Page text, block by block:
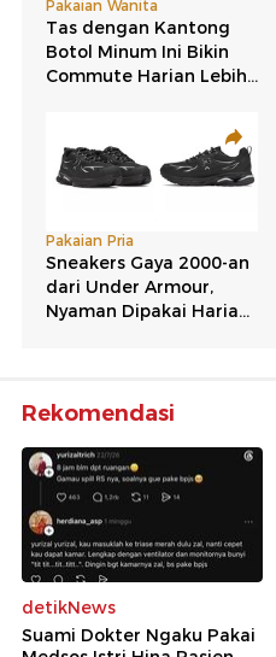
Rekomendasi
detikNews
Suami Dokter Ngaku Pakai